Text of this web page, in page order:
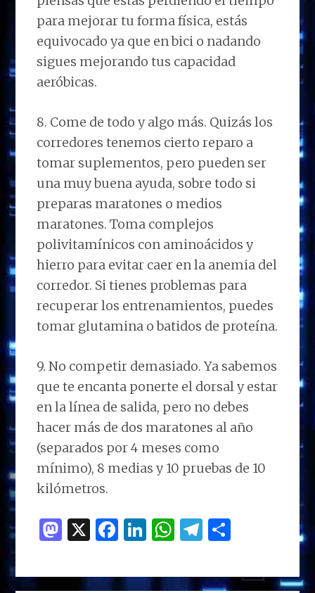
para mejorar tu forma física, estás
equivocado ya que en bici o nadando
sigues mejorando tus capacidad
aeróbicas.
8. Come de todo y algo más. Quizás los
corredores tenemos cierto reparo a
tomar suplementos, pero pueden ser
una muy buena ayuda, sobre todo si
preparas maratones o medios
maratones. Toma complejos
polivitamínicos con aminoácidos y
hierro para evitar caer en la anemia del
corredor. Si tienes problemas para
recuperar los entrenamientos, puedes
tomar glutamina o batidos de proteína.
9. No competir demasiado. Ya sabemos
que te encanta ponerte el dorsal y estar
en la línea de salida, pero no debes
hacer más de dos maratones al año
(separados por 4 meses como
mínimo), 8 medias y 10 pruebas de 10
kilómetros.
M
to
X F
ce
Li
k
W
at
T
e m